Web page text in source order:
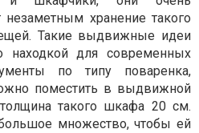
хранение такого
Такие выдвижные идеи
находкой для современных
по типу поваренка,
поместить в выдвижной
такого шкафа 20 см.
множество, чтобы ей